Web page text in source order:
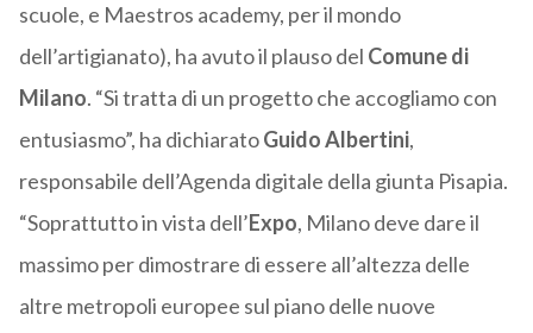
scuole, e Maestros academy, per il mondo
dell’artigianato), ha avuto il plauso del Comune di
Milano. “Si tratta di un progetto che accogliamo con
entusiasmo”, ha dichiaratoGuido Albertini,
responsabile dell’Agenda digitale della giunta Pisapia.
“Soprattutto in vista dell’Expo, Milano deve dare il
massimo per dimostrare di essere all’altezza delle
altre metropoli europee sul piano delle nuove